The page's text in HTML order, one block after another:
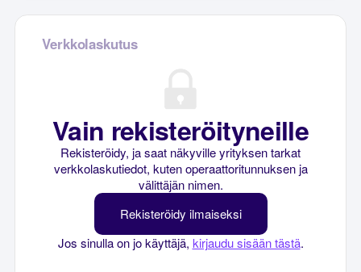
Verkkolaskutus
Vain rekisteröityneille
Rekisteröidy, ja saat näkyville yrityksen tarkat
verkkolaskutiedot, kuten operaattoritunnuksen ja
välittäjän nimen.
Rekisteröidy ilmaiseksi
Jos sinulla on jo käyttäjä, kirjaudu sisään tästä.